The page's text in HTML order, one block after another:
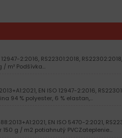
2:2016, RS22301:2018, RS22302:2018,
/ m² Podšívka…
EN ISO 12947-2:2016,
94 % polyester, 6 % elastan,…
EN ISO 5470-2:2021,
150 g / m2 potiahnutý PVCZateplenie…